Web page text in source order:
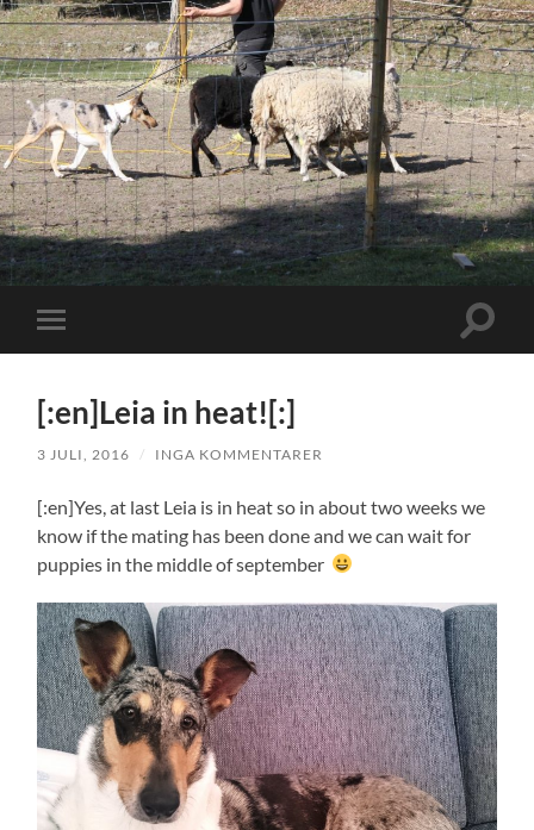
Slå
på/av
Slå
[:en]Leia in heat![:]
3 JULI, 2016 / INGA KOMMENTARER
[:en]Yes, at last Leia is in heat so in about two weeks we
know if the mating has been done and we can wait for
puppies in the middle of september